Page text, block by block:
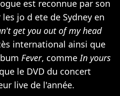
est reconnue par son
jo d ete de Sydney en
get you out of my head
international ainsi que
Fever, comme In yours
le DVD du concert
live de l'année.